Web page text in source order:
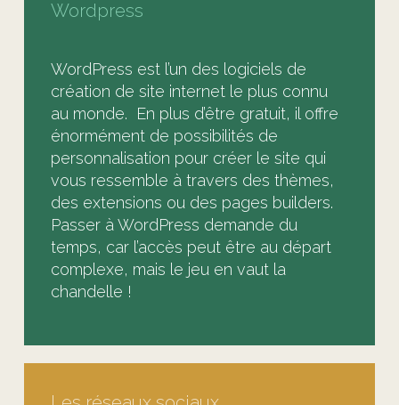
Wordpress
WordPress est l’un des logiciels de
création de site internet le plus connu
au monde. En plus d’être gratuit, il offre
énormément de possibilités de
personnalisation pour créer le site qui
vous ressemble à travers des thèmes,
des extensions ou des pages builders.
Passer à WordPress demande du
temps, car l’accès peut être au départ
complexe, mais le jeu en vaut la
chandelle !